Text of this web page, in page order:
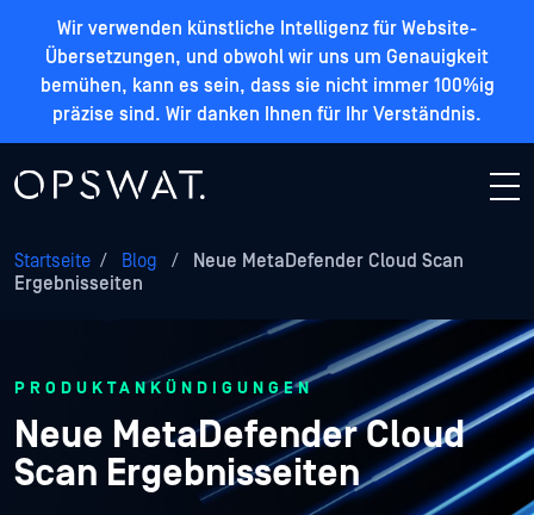
Wir verwenden künstliche Intelligenz für Website-
Übersetzungen, und obwohl wir uns um Genauigkeit
bemühen, kann es sein, dass sie nicht immer 100%ig
präzise sind. Wir danken Ihnen für Ihr Verständnis.
Startseite / Blog /
Neue MetaDefender Cloud Scan
Ergebnisseiten
PRODUKTANKÜNDIGUNGEN
Neue MetaDefender Cloud
Scan Ergebnisseiten